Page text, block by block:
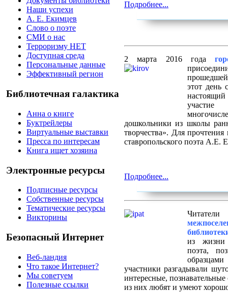
Наши успехи
А. Е. Екимцев
Слово о поэте
СМИ о нас
Терроризму НЕТ
Доступная среда
Персональные данные
Эффективный регион
Библиотечная галактика
Анна о книге
Буктрейлеры
Виртуальные выставки
Пресса по интересам
Книга ищет хозяина
Электронные ресурсы
Подписные ресурсы
Собственные ресурсы
Тематические ресурсы
Викторины
Безопасный Интернет
Веб-ландия
Что такое Интернет?
Мы советуем
Полезные ссылки
Подробнее...
2 марта 2016 года
этот день
дошкольники из школы
творчества». Для
ставропольского поэта А.Е.
Подробнее...
Читатели
из жизни
поэта,
участники разгадывали
интересные,
из них любят и умеют